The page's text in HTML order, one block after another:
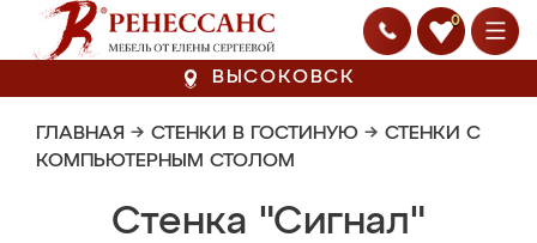
0
ВЫСОКОВСК
ГЛАВНАЯ → СТЕНКИ В ГОСТИНУЮ → СТЕНКИ С
КОМПЬЮТЕРНЫМ СТОЛОМ
Стенка "Сигнал"